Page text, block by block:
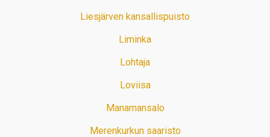
Liesjärven kansallispuisto
Liminka
Lohtaja
Loviisa
Manamansalo
Merenkurkun saaristo